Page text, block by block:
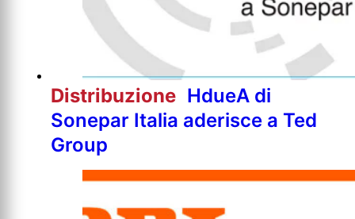
Distribuzione HdueA di
Sonepar Italia aderisce a Ted
Group